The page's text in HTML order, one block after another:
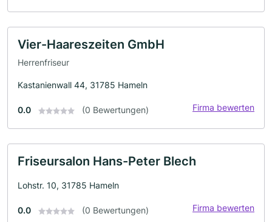
Vier-Haareszeiten GmbH
Herrenfriseur
Kastanienwall 44, 31785 Hameln
0.0 (0 Bewertungen) Firma bewerten
Friseursalon Hans-Peter Blech
Lohstr. 10, 31785 Hameln
0.0 (0 Bewertungen) Firma bewerten